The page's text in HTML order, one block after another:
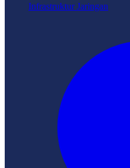
Infrastruktur Jaringan